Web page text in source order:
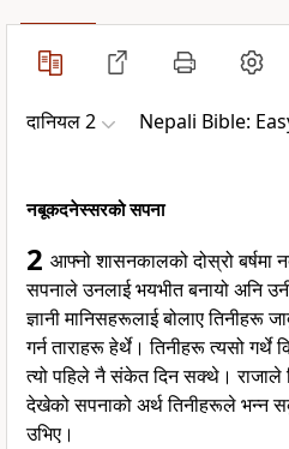
दानियल 2 Nepali Bible:
नबूकदनेस्सरको सपना
2 आफ्नो शासनकालको दोस्रो
सपनाले उनलाई भयभीत बनायो अनि
ज्ञानी मानिसहरूलाई बोलाए तिनीहरू
गर्न ताराहरू हेर्थे। तिनीहरू त्यसो
त्यो पहिले नै संकेत दिन सक्थे। राजाले
देखेको सपनाको अर्थ तिनीहरूले भन्न
उभिए।